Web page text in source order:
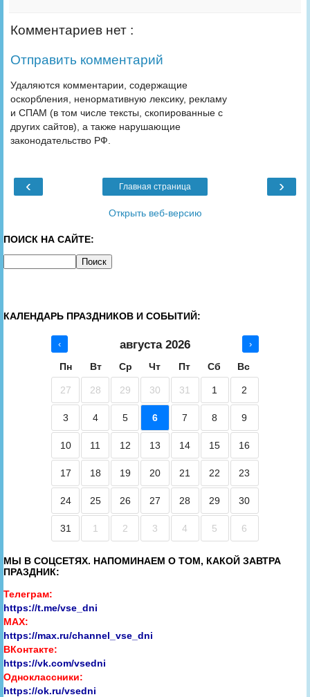
Комментариев нет :
Отправить комментарий
Удаляются комментарии, содержащие
оскорбления, ненормативную лексику, рекламу
и СПАМ (в том числе тексты, скопированные с
других сайтов), а также нарушающие
законодательство РФ.
‹ ›
Главная страница
Открыть веб-версию
ПОИСК НА САЙТЕ:
КАЛЕНДАРЬ ПРАЗДНИКОВ И СОБЫТИЙ:
‹ августа 2026 ›
Пн Вт Ср Чт Пт Сб Вс
27 28 29 30 31 1 2
3 4 5 6 7 8 9
10 11 12 13 14 15 16
17 18 19 20 21 22 23
24 25 26 27 28 29 30
31 1 2 3 4 5 6
МЫ В СОЦСЕТЯХ. НАПОМИНАЕМ О ТОМ, КАКОЙ ЗАВТРА
ПРАЗДНИК:
Телеграм:
https://t.me/vse_dni
MAX:
https://max.ru/channel_vse_dni
ВКонтакте:
https://vk.com/vsedni
Одноклассники:
https://ok.ru/vsedni